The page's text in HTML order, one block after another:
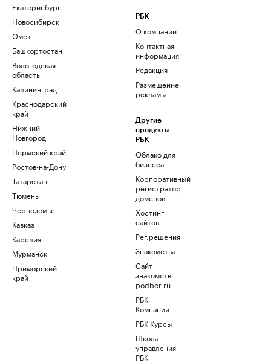
Екатеринбург
Новосибирск
Омск
Башкортостан
Вологодская
область
Калининград
Краснодарский
край
Нижний
Новгород
Пермский край
Ростов-на-Дону
Татарстан
Тюмень
Черноземье
Кавказ
Карелия
Мурманск
Приморский
край
РБК
О компании
Контактная
информация
Редакция
Размещение
рекламы
Другие
продукты
РБК
Облако для
бизнеса
Корпоративный
регистратор
доменов
Хостинг
сайтов
Рег.решения
Знакомства
Сайт
знакомств
podbor.ru
РБК
Компании
РБК Курсы
Школа
управления
РБК